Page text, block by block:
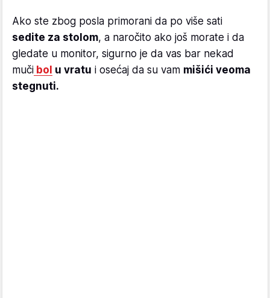
Ako ste zbog posla primorani da po više sati
sedite za stolom, a naročito ako još morate i da
gledate u monitor, sigurno je da vas bar nekad
muči bol u vratu i osećaj da su vam mišići veoma
stegnuti.